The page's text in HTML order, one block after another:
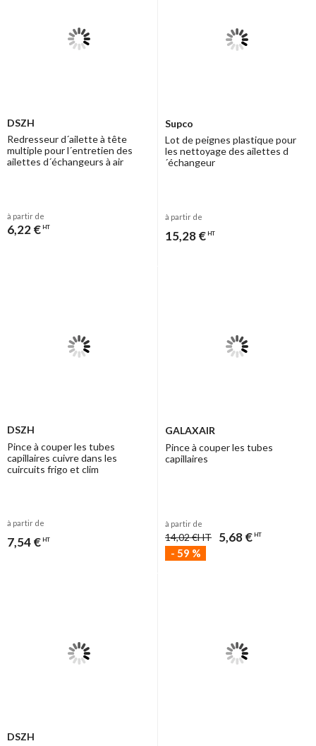
DSZH
Redresseur d´ailette à tête
multiple pour l´entretien des
ailettes d´échangeurs à air
à partir de
6,22 € HT
Supco
Lot de peignes plastique pour
les nettoyage des ailettes d
´échangeur
à partir de
15,28 € HT
DSZH
Pince à couper les tubes
capillaires cuivre dans les
cuircuits frigo et clim
à partir de
7,54 € HT
GALAXAIR
Pince à couper les tubes
capillaires
à partir de
14,02 €HT 5,68 € HT
- 59 %
DSZH